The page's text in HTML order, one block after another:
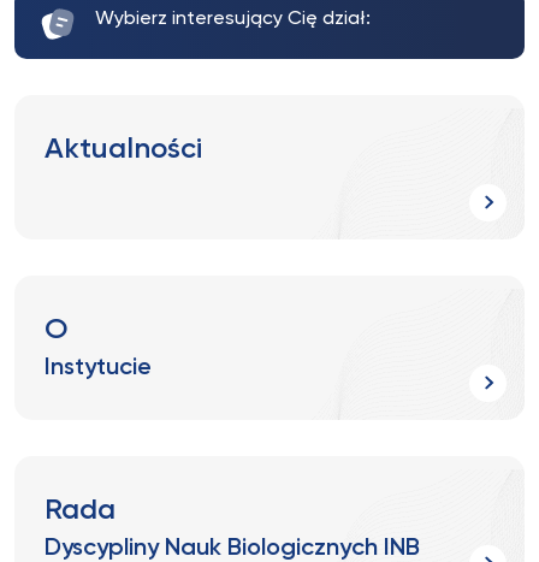
Wybierz interesujący Cię dział:
Aktualności
O
Instytucie
Rada
Dyscypliny Nauk Biologicznych INB